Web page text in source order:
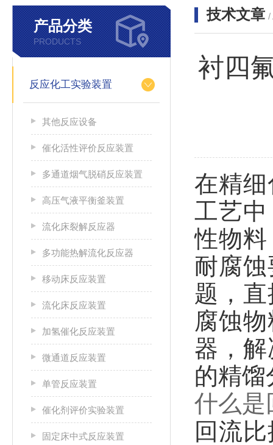
产品分类
PRODUCTS
反应化工实验装置
其他反应设备
催化活性评价反应装置
多通道烟气脱硝反应装置
高压气液平衡釜装置
流化床裂解反应器
多功能热解流化反应器
移动床反应装置
流化床反应装置
加氢催化反应装置
微通道反应装置
单管反应装置
催化剂评价实验装置
固定床中式反应装置
技术文章 /
衬四
在精
工艺
性物
耐腐
题，
腐蚀
器，
的精
什么是
回流